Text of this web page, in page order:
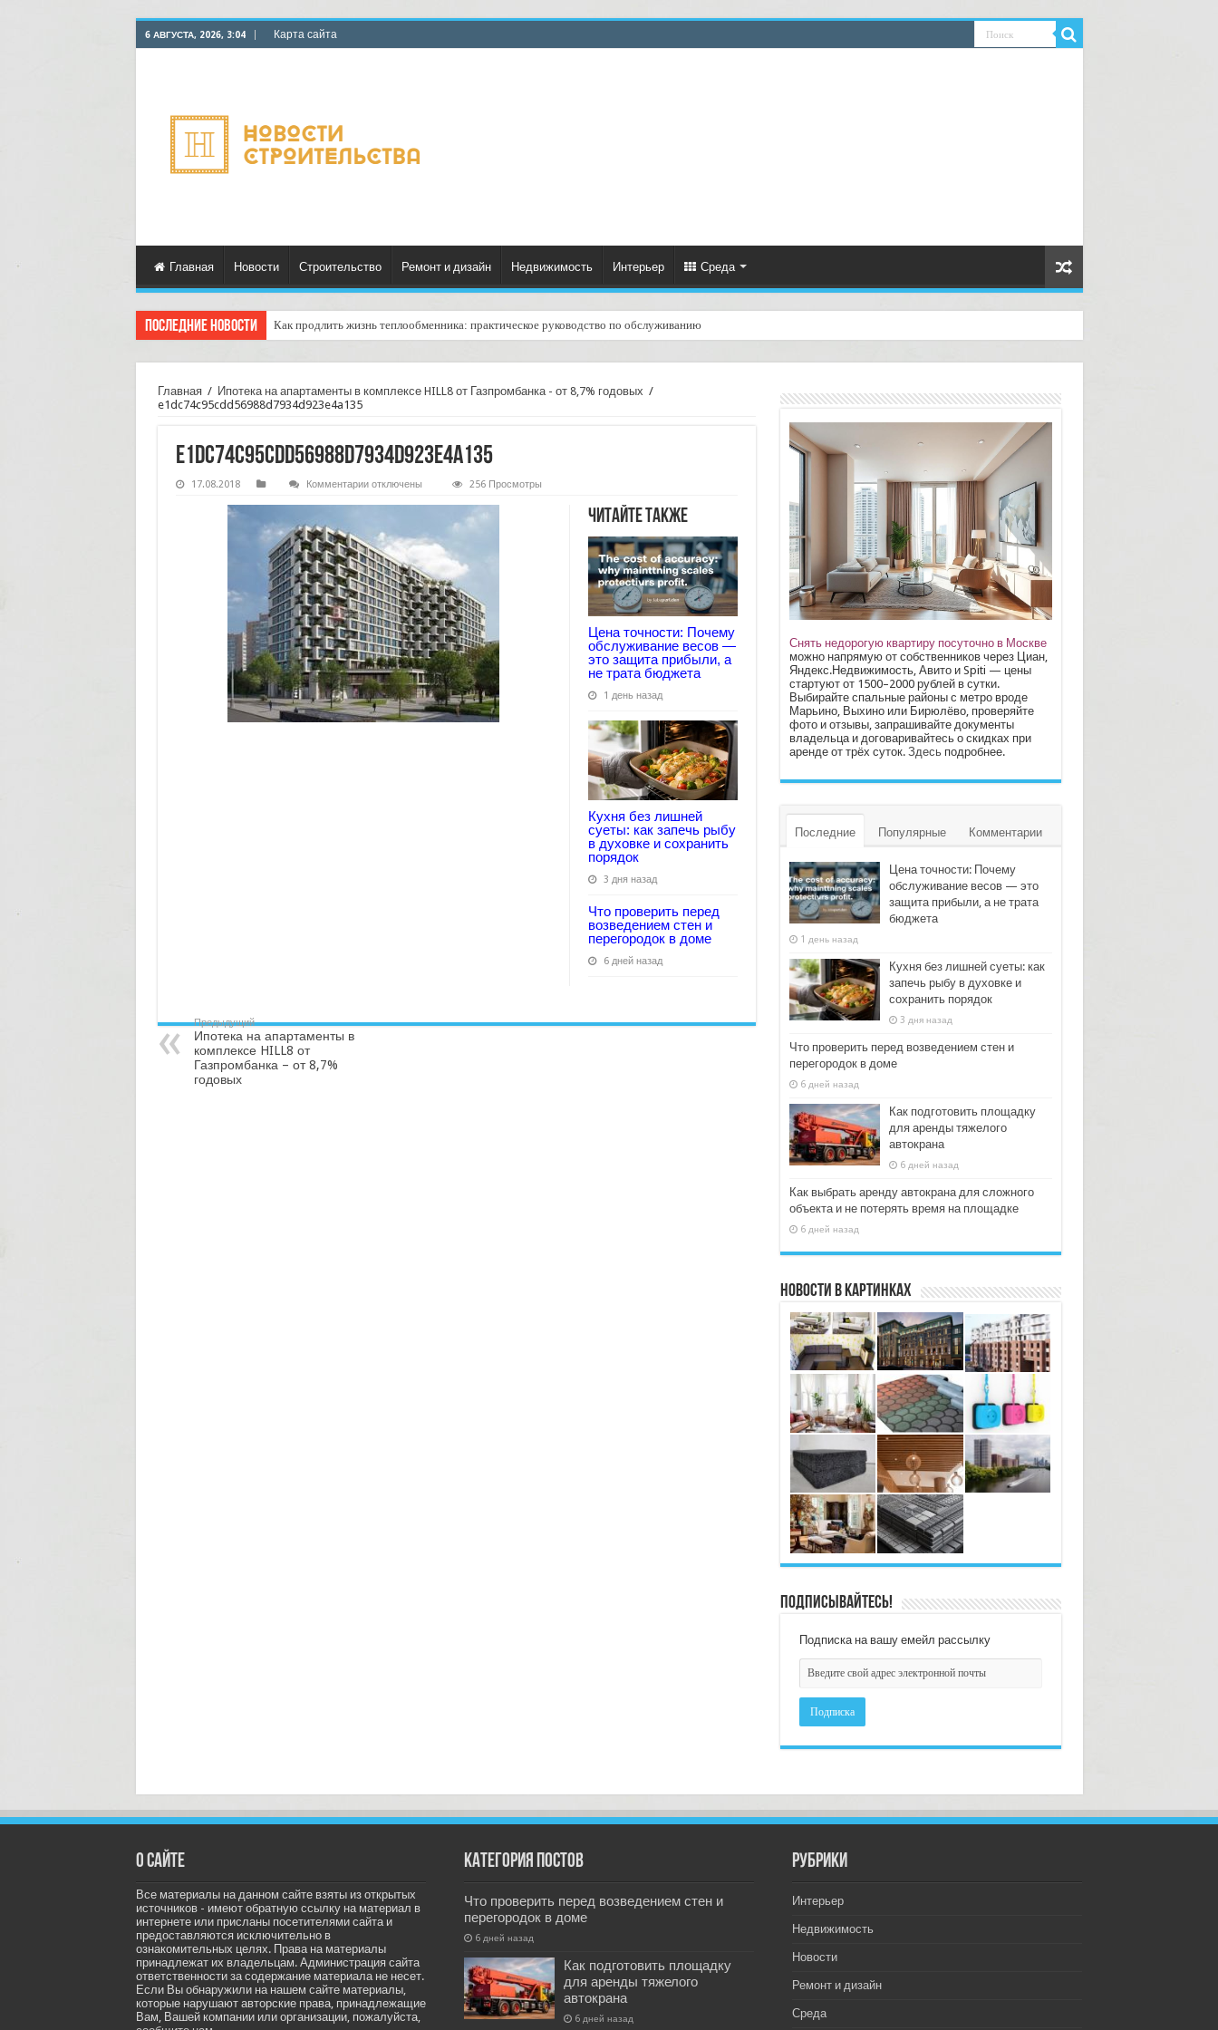
6 АВГУСТА, 2026, 3:04 Карта сайта
Главная Новости Строительство Ремонт и дизайн Недвижимость Интерьер Среда
Последние новости Как продлить жизнь теплообменника: практическое руководство по обслуживанию
Горбыль как дрова: недооценённый ресурс для тепла, экономии и творчества
Главная / Ипотека на апартаменты в комплексе HILL8 от Газпромбанка - от 8,7% годовых /
e1dc74c95cdd56988d7934d923e4a135
e1dc74c95cdd56988d7934d923e4a135
17.08.2018 Комментариик
e1dc74c95cdd56988d7934d923e4a135
отключены 256 Просмотры
Читайте также
Цена точности: Почему
обслуживание весов —
это защита прибыли, а
не трата бюджета
1 день назад
Кухня без лишней
суеты: как запечь рыбу
в духовке и сохранить
порядок
3 дня назад
Что проверить перед
возведением стен и
перегородок в доме
6 дней назад
Предыдущий
Ипотека на апартаменты в
комплексе HILL8 от
Газпромбанка – от 8,7%
годовых
Снять недорогую квартиру посуточно в Москве
можно напрямую от собственников через Циан,
Яндекс.Недвижимость, Авито и Spiti — цены
стартуют от 1500–2000 рублей в сутки.
Выбирайте спальные районы с метро вроде
Марьино, Выхино или Бирюлёво, проверяйте
фото и отзывы, запрашивайте документы
владельца и договаривайтесь о скидках при
аренде от трёх суток. Здесьподробнее.
Последние Популярные Комментарии
Цена точности: Почему
обслуживание весов — это
защита прибыли, а не трата
бюджета
1 день назад
Кухня без лишней суеты: как
запечь рыбу в духовке и
сохранить порядок
3 дня назад
Что проверить перед возведением стен и
перегородок в доме
6 дней назад
Как подготовить площадку
для аренды тяжелого
автокрана
6 дней назад
Как выбрать аренду автокрана для сложного
объекта и не потерять время на площадке
6 дней назад
Новости в картинках
Подписывайтесь!
Подписка на вашу емейл рассылку
О сайте
Все материалы на данном сайте взяты из открытых
источников - имеют обратную ссылку на материал в
интернете или присланы посетителями сайта и
предоставляются исключительно в
ознакомительных целях. Права на материалы
принадлежат их владельцам. Администрация сайта
ответственности за содержание материала не несет.
Если Вы обнаружили на нашем сайте материалы,
которые нарушают авторские права, принадлежащие
Вам, Вашей компании или организации, пожалуйста,
Категория постов
Что проверить перед возведением стен и
перегородок в доме
6 дней назад
Как подготовить площадку
для аренды тяжелого
автокрана
6 дней назад
РУбрики
Интерьер
Недвижимость
Новости
Ремонт и дизайн
Среда